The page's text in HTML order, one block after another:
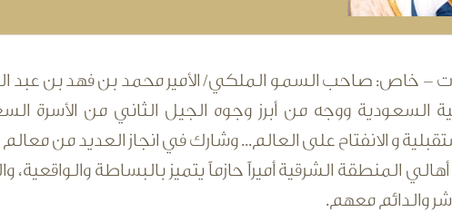
- خاص: صاحب السمو الملكي/ الأمير محمد بن فهد بن عبد
السعودية ووجه من أبرز وجوه الجيل الثاني من الأسرة
و الانفتاح على العالم... وشارك في انجاز العديد من معالم
أهالي المنطقة الشرقية أميراً حازماً يتميز بالبساطة
والدائم معهم.